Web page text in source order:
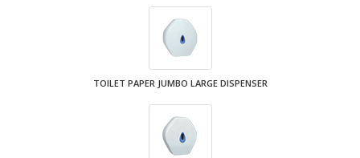
TOILET PAPER JUMBO LARGE DISPENSER